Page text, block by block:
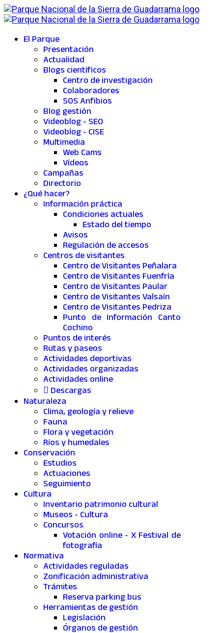
El Parque
Presentación
Actualidad
Blogs científicos
Centro de investigación
Colaboradores
SOS Anfibios
Blog gestión
Videoblog - SEO
Videoblog - CISE
Multimedia
Web Cams
Vídeos
Campañas
Directorio
¿Qué hacer?
Información práctica
Condiciones actuales
Estado del tiempo
Avisos
Regulación de accesos
Centros de visitantes
Centro de Visitantes Peñalara
Centro de Visitantes Fuenfría
Centro de Visitantes Paular
Centro de Visitantes Valsaín
Centro de Visitantes Pedriza
Punto de Información Canto
Cochino
Puntos de interés
Rutas y paseos
Actividades deportivas
Actividades organizadas
Actividades online
Descargas
Naturaleza
Clima, geología y relieve
Fauna
Flora y vegetación
Ríos y humedales
Conservación
Estudios
Actuaciones
Seguimiento
Cultura
Inventario patrimonio cultural
Museos - Cultura
Concursos
Votación online - X Festival de
fotografía
Normativa
Actividades reguladas
Zonificación administrativa
Trámites
Reserva parking bus
Herramientas de gestión
Legislación
Órganos de gestión